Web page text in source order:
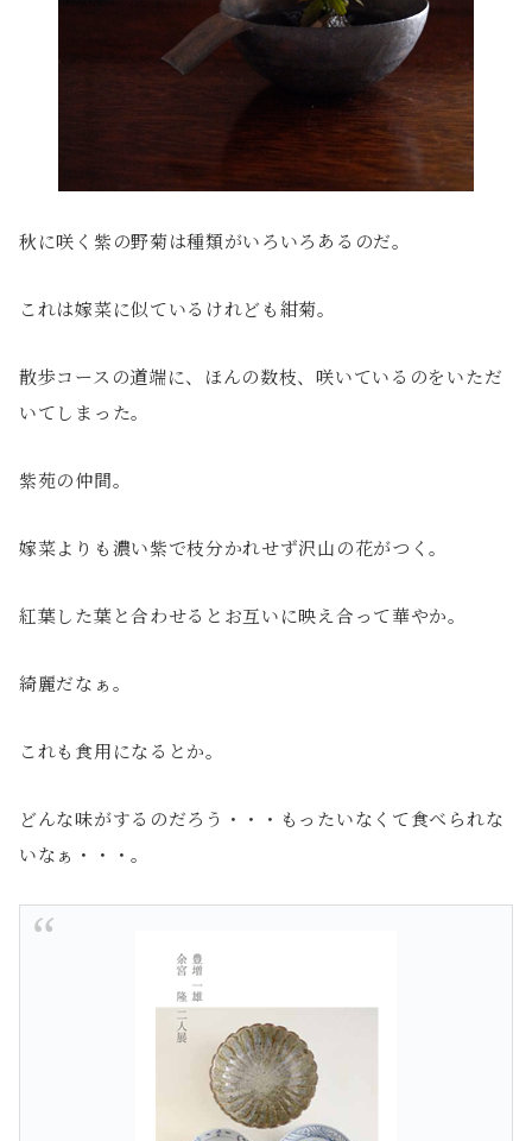
秋に咲く紫の野菊は種類がいろいろあるのだ。
これは嫁菜に似ているけれども紺菊。
散歩コースの道端に、ほんの数枝、咲いているのをいただ
いてしまった。
紫苑の仲間。
嫁菜よりも濃い紫で枝分かれせず沢山の花がつく。
紅葉した葉と合わせるとお互いに映え合って華やか。
綺麗だなぁ。
これも食用になるとか。
どんな味がするのだろう・・・もったいなくて食べられな
いなぁ・・・。